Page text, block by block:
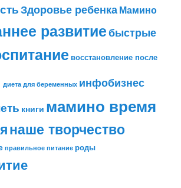
Здоровье ребенкаМамино
развитиебыстрые
восстановление после
диета для беременных инфобизнес
книги мамино время
наше творчество
правильное питание роды